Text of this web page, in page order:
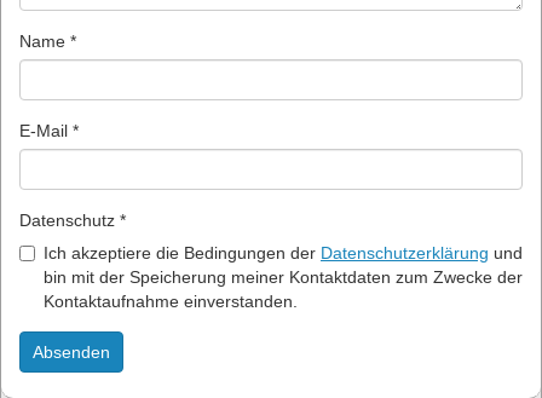
Name *
E-Mail *
Datenschutz *
Ich akzeptiere die Bedingungen der Datenschutzerklärung und
bin mit der Speicherung meiner Kontaktdaten zum Zwecke der
Kontaktaufnahme einverstanden.